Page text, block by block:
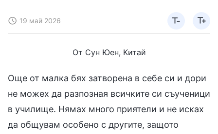
19 май 2026
От Сун Юен, Китай
Още от малка бях затворена в себе си и дори
не можех да разпозная всичките си съученици
в училище. Нямах много приятели и не исках
да общувам особено с другите, защото